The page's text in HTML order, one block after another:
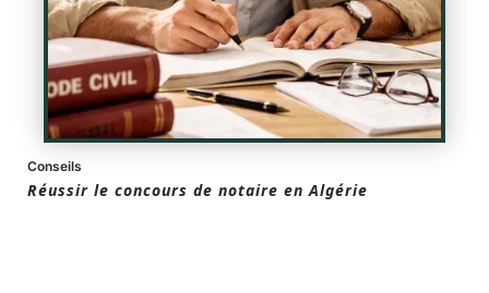
Conseils
Réussir le concours de notaire en Algérie